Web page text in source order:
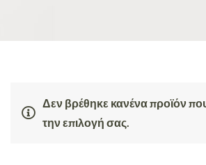
Δεν βρέθηκε κανένα προϊόν που
την επιλογή σας.